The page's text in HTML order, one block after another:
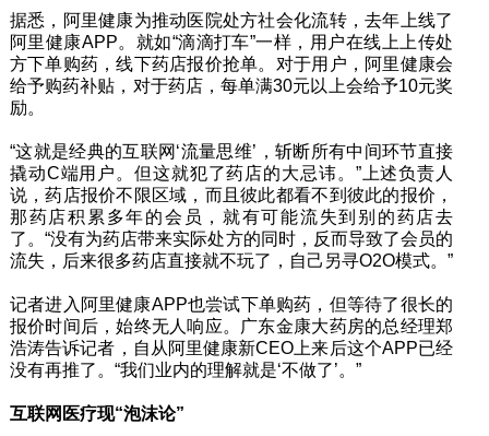
据悉，阿里健康为推动医院处方社会化流转，去年上线了
阿里健康APP。就如“滴滴打车”一样，用户在线上上传处
方下单购药，线下药店报价抢单。对于用户，阿里健康会
给予购药补贴，对于药店，每单满30元以上会给予10元奖
励。
“这就是经典的互联网‘流量思维’，斩断所有中间环节直接
撬动C端用户。但这就犯了药店的大忌讳。”上述负责人
说，药店报价不限区域，而且彼此都看不到彼此的报价，
那药店积累多年的会员，就有可能流失到别的药店去
了。“没有为药店带来实际处方的同时，反而导致了会员的
流失，后来很多药店直接就不玩了，自己另寻O2O模式。”
记者进入阿里健康APP也尝试下单购药，但等待了很长的
报价时间后，始终无人响应。广东金康大药房的总经理郑
浩涛告诉记者，自从阿里健康新CEO上来后这个APP已经
没有再推了。“我们业内的理解就是‘不做了’。”
互联网医疗现“泡沫论”